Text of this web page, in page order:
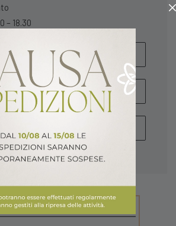
– 18.30
SCRIVICI
WHATSAPP
DESCRIZIONE